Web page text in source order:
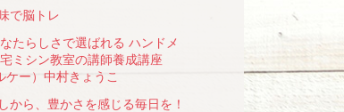
で脳トレ
たらしさで選ばれる ハンドメ
ミシン教室の講師養成講座
ケー）中村きょうこ
から、豊かさを感じる毎日を！